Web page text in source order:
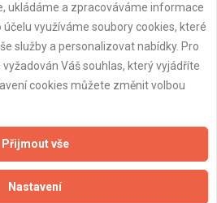
ARES dne 31.12.2023 06:30:10
informace
firmy a řemeslníci
ochrana osobních údajů
ukládáme a zpracováváme informace
využíváme soubory cookies, které
služby a personalizovat nabídky. Pro
Váš souhlas, který vyjádříte
cookies můžete změnit volbou
Přijmout vše
Nastavení